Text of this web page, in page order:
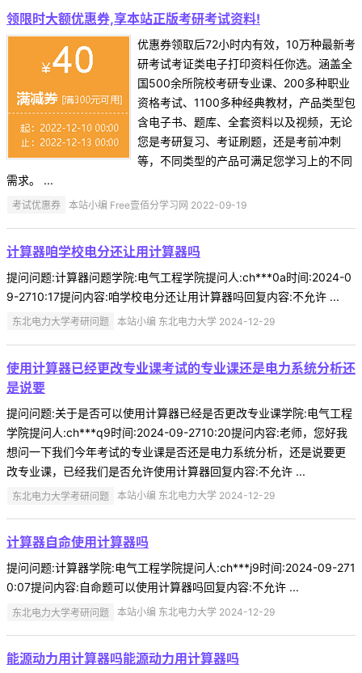
领限时大额优惠券,享本站正版考研考试资料!
优惠券领取后72小时内有效，10万种最新考
研考试考证类电子打印资料任你选。涵盖全
国500余所院校考研专业课、200多种职业
资格考试、1100多种经典教材，产品类型包
含电子书、题库、全套资料以及视频，无论
您是考研复习、考证刷题，还是考前冲刺
等，不同类型的产品可满足您学习上的不同
需求。 ...
考试优惠券 本站小编 Free壹佰分学习网 2022-09-19
计算器咱学校电分还让用计算器吗
提问问题:计算器问题学院:电气工程学院提问人:ch***0a时间:2024-0
9-2710:17提问内容:咱学校电分还让用计算器吗回复内容:不允许 ...
东北电力大学考研问题 本站小编 东北电力大学 2024-12-29
使用计算器已经更改专业课考试的专业课还是电力系统分析还
是说要
提问问题:关于是否可以使用计算器已经是否更改专业课学院:电气工程
学院提问人:ch***q9时间:2024-09-2710:20提问内容:老师，您好我
想问一下我们今年考试的专业课是否还是电力系统分析，还是说要更
改专业课，已经我们是否允许使用计算器回复内容:不允许 ...
东北电力大学考研问题 本站小编 东北电力大学 2024-12-29
计算器自命使用计算器吗
提问问题:计算器学院:电气工程学院提问人:ch***j9时间:2024-09-271
0:07提问内容:自命题可以使用计算器吗回复内容:不允许 ...
东北电力大学考研问题 本站小编 东北电力大学 2024-12-29
能源动力用计算器吗能源动力用计算器吗